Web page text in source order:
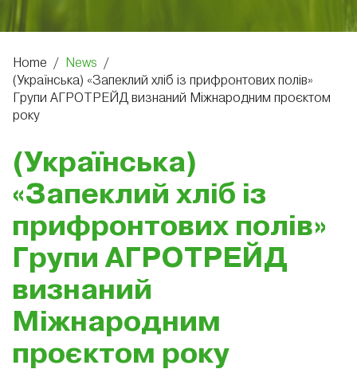
Home / News /
(Українська) «Запеклий хліб із прифронтових полів»
Групи АГРОТРЕЙД визнаний Міжнародним проєктом
року
(Українська)
«Запеклий хліб із
прифронтових полів»
Групи АГРОТРЕЙД
визнаний
Міжнародним
проєктом року